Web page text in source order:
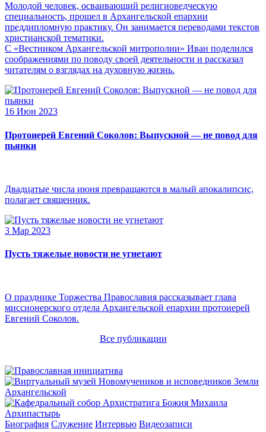
Молодой человек, осваивающий религиоведческую
специальность, прошел в Архангельской епархии
преддипломную практику. Он занимается переводами текстов
христианской тематики.
С «Вестником Архангельской митрополии» Иван поделился
соображениями по поводу своей деятельности и рассказал
читателям о взглядах на духовную жизнь.
16 Июн 2023
Протоиерей Евгений Соколов: Выпускной — не повод для
пьянки
Двадцатые числа июня превращаются в малый апокалипсис,
полагает священник.
3 Мар 2023
Пусть тяжелые новости не угнетают
О празднике Торжества Православия рассказывает глава
миссионерского отдела Архангельской епархии протоиерей
Евгений Соколов.
Все публикации
Архипастырь
Биография Служение Интервью Видеозаписи